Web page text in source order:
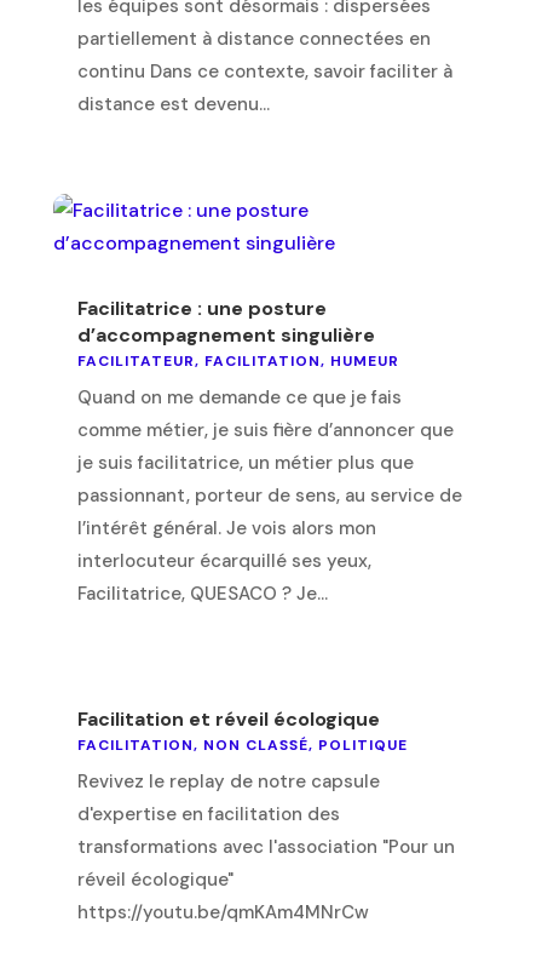
les équipes sont désormais : dispersées
partiellement à distance connectées en
continu Dans ce contexte, savoir faciliter à
distance est devenu...
Facilitatrice : une posture
d’accompagnement singulière
FACILITATEUR, FACILITATION, HUMEUR
Quand on me demande ce que je fais
comme métier, je suis fière d’annoncer que
je suis facilitatrice, un métier plus que
passionnant, porteur de sens, au service de
l’intérêt général. Je vois alors mon
interlocuteur écarquillé ses yeux,
Facilitatrice, QUESACO ? Je...
Facilitation et réveil écologique
FACILITATION, NON CLASSÉ, POLITIQUE
Revivez le replay de notre capsule
d'expertise en facilitation des
transformations avec l'association "Pour un
réveil écologique"
https://youtu.be/qmKAm4MNrCw